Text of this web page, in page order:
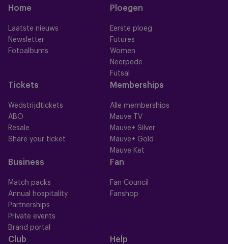
Home
Laatste nieuws
Newsletter
Fotoalbums
Ploegen
Eerste ploeg
Futures
Women
Neerpede
Futsal
Tickets
Wedstrijdtickets
ABO
Resale
Share your ticket
Memberships
Alle memberships
Mauve TV
Mauve+ Silver
Mauve+ Gold
Mauve Ket
Business
Match packs
Annual hospitality
Partnerships
Private events
Brand portal
Fan
Fan Council
Fanshop
Club Help